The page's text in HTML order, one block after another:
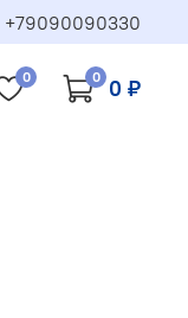
+79090090330
0 0 0 ₽